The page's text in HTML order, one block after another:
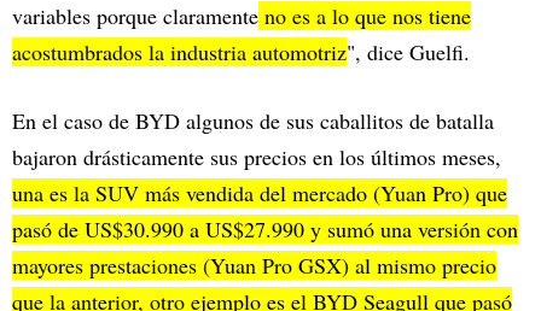
variables porque claramente no es a lo que nos tiene
acostumbrados la industria automotriz", dice Guelfi.
En el caso de BYD algunos de sus caballitos de batalla
bajaron drásticamente sus precios en los últimos meses,
una es la SUV más vendida del mercado (Yuan Pro) que
pasó de US$30.990 a US$27.990 y sumó una versión con
mayores prestaciones (Yuan Pro GSX) al mismo precio
que la anterior, otro ejemplo es el BYD Seagull que pasó